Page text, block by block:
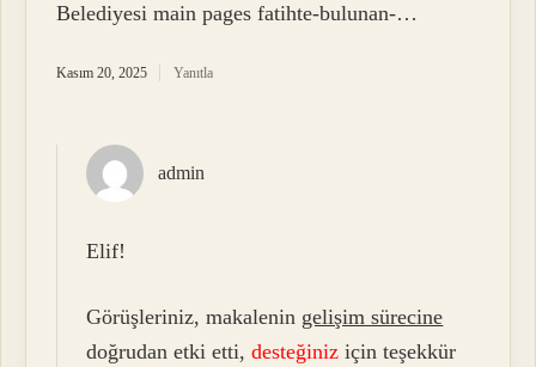
Belediyesi main pages fatihte-bulunan-…
Kasım 20, 2025 Yanıtla
admin
Elif!
Görüşleriniz, makalenin gelişim sürecine
doğrudan etki etti,desteğiniz için teşekkür